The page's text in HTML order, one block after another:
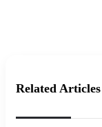
Related Articles